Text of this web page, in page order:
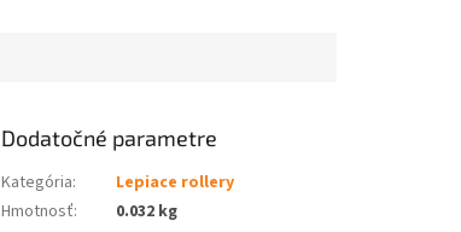
Dodatočné parametre
Kategória:
Lepiace rollery
Hmotnosť:
0.032 kg